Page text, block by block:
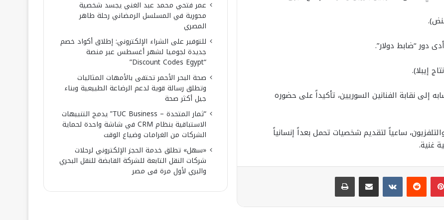
دور “ضابط دولار”.
إيبلا).
إلى نقابة الفنانين السوريين، تأكيداً على حضوره
ساعياً لتقديم شخصيات تحمل بعداً إنسانياً
غنية.
بينتيريست مشاركة عبر البريد طباعة
عمر فتحي محمد عبد الغني يجسد شخصية
محورية في المسلسل الرمضاني رحلة طاهر
المصري
للتوفير على الشراء الإلكتروني: إطلاق أكواد خصم
جديدة لجوميا لشهر أغسطس عبر منصة
“Discount Codes Egypt”
صحة البحر الأحمر تحتفى بالأمهات المثاليات
وتطلق رسالة قوية لدعم الرضاعة الطبيعية وبناء
جيل أكثر صحة
“ثمار المتحدة – TUC Business” يدمج التنبيهات
الاستباقية بنظام CRM في شاشة واحدة لحماية
الشركات من الغرامات وضياع الوقت
«سهل» تطلق خدمة الحجز الإلكتروني لرحلات
شركات النقل التابعة للشركة القابضة للنقل البحري
والبري لأول مرة فى مصر